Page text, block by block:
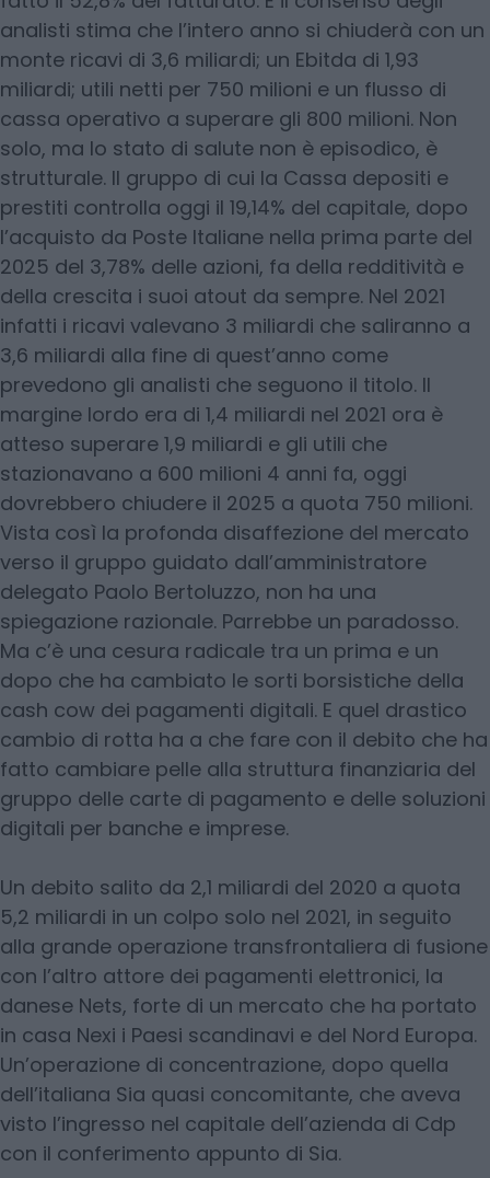
analisti stima che l’intero anno si chiuderà con un
monte ricavi di 3,6 miliardi; un Ebitda di 1,93
miliardi; utili netti per 750 milioni e un flusso di
cassa operativo a superare gli 800 milioni. Non
solo, ma lo stato di salute non è episodico, è
strutturale. Il gruppo di cui la Cassa depositi e
prestiti controlla oggi il 19,14% del capitale, dopo
l’acquisto da Poste Italiane nella prima parte del
2025 del 3,78% delle azioni, fa della redditività e
della crescita i suoi atout da sempre. Nel 2021
infatti i ricavi valevano 3 miliardi che saliranno a
3,6 miliardi alla fine di quest’anno come
prevedono gli analisti che seguono il titolo. Il
margine lordo era di 1,4 miliardi nel 2021 ora è
atteso superare 1,9 miliardi e gli utili che
stazionavano a 600 milioni 4 anni fa, oggi
dovrebbero chiudere il 2025 a quota 750 milioni.
Vista così la profonda disaffezione del mercato
verso il gruppo guidato dall’amministratore
delegato Paolo Bertoluzzo, non ha una
spiegazione razionale. Parrebbe un paradosso.
Ma c’è una cesura radicale tra un prima e un
dopo che ha cambiato le sorti borsistiche della
cash cow dei pagamenti digitali. E quel drastico
cambio di rotta ha a che fare con il debito che ha
fatto cambiare pelle alla struttura finanziaria del
gruppo delle carte di pagamento e delle soluzioni
digitali per banche e imprese.
Un debito salito da 2,1 miliardi del 2020 a quota
5,2 miliardi in un colpo solo nel 2021, in seguito
alla grande operazione transfrontaliera di fusione
con l’altro attore dei pagamenti elettronici, la
danese Nets, forte di un mercato che ha portato
in casa Nexi i Paesi scandinavi e del Nord Europa.
Un’operazione di concentrazione, dopo quella
dell’italiana Sia quasi concomitante, che aveva
visto l’ingresso nel capitale dell’azienda di Cdp
con il conferimento appunto di Sia.